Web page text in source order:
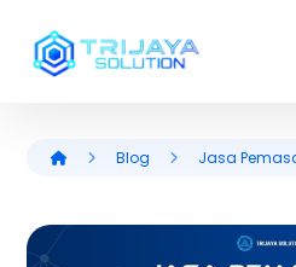
Blog Jasa